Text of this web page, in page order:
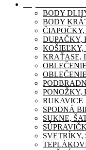
BODY
BODY
DUPAČKY,
KOŠIEĽKY,
KRAŤASE,
PONOŽKY,
RUKAVICE
SPODNÁ
SUKNE,
SVETRÍKY,